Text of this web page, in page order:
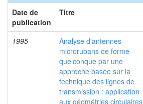
Date de
publication
Titre
1995
Analyse d'antennes
microrubans de forme
quelconque par une
approche basée sur la
technique des lignes de
transmission : application
aux géométries circulaires